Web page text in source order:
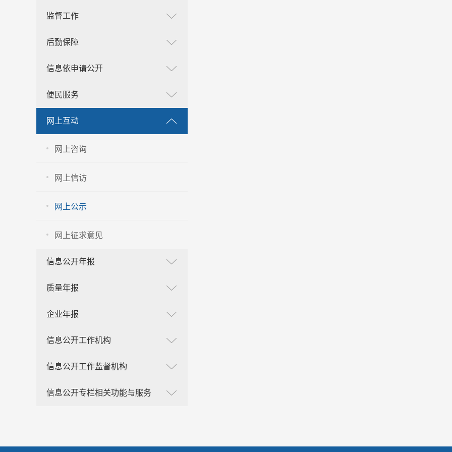
监督工作
后勤保障
信息依申请公开
便民服务
网上互动
网上咨询
网上信访
网上公示
网上征求意见
信息公开年报
质量年报
企业年报
信息公开工作机构
信息公开工作监督机构
信息公开专栏相关功能与服务